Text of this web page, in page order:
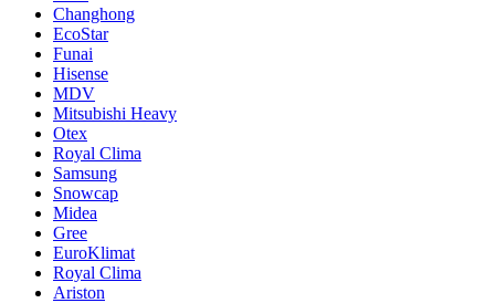
Changhong
EcoStar
Funai
Hisense
MDV
Mitsubishi Heavy
Otex
Royal Clima
Samsung
Snowcap
Midea
Gree
EuroKlimat
Royal Clima
Ariston